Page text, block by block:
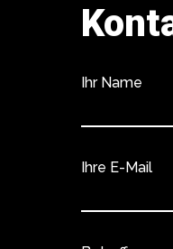
Ihr Name
Ihre E-Mail